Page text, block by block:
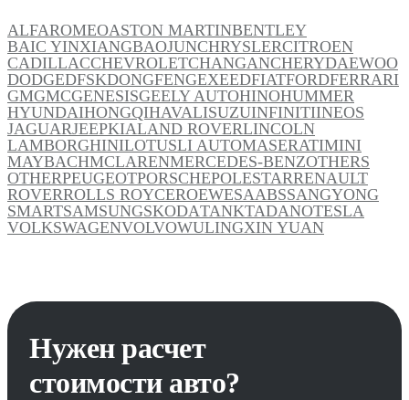
ALFAROMEOASTON MARTINBENTLEY
BAIC YINXIANGBAOJUNCHRYSLERCITROEN
CADILLACCHEVROLETCHANGANCHERYDAEWOO
DODGEDFSKDONGFENGEXEEDFIATFORDFERRARI
GMGMCGENESISGEELY AUTOHINOHUMMER
HYUNDAIHONGQIHAVALISUZUINFINITIINEOS
JAGUARJEEPKIALAND ROVERLINCOLN
LAMBORGHINILOTUSLI AUTOMASERATIMINI
MAYBACHMCLARENMERCEDES-BENZOTHERS
OTHERPEUGEOTPORSCHEPOLESTARRENAULT
ROVERROLLS ROYCEROEWESAABSSANGYONG
SMARTSAMSUNGSKODATANKTADANOTESLA
VOLKSWAGENVOLVOWULINGXIN YUAN
Нужен расчет
стоимости авто?